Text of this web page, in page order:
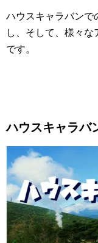
ハウスキャラバンで
し、そして、様々
です。
ハウスキャラバ